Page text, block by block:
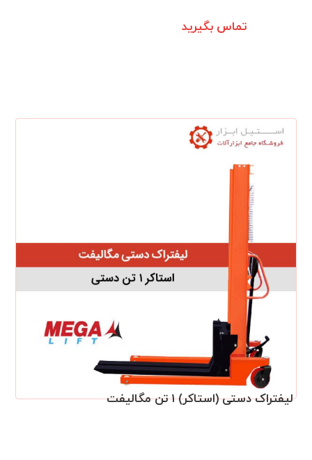
تماس بگیرید
لیفتراک دستی (استاکر) ۱ تن مگالیفت